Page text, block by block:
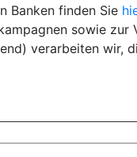
Banken finden Sie
sowie zur
verarbeiten wir,